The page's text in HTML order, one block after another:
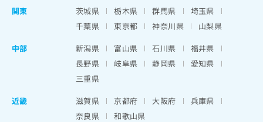
関東
茨城県 栃木県 群馬県
埼玉県
千葉県
東京都 神奈川県
山梨県
中部
新潟県 富山県 石川県
福井県
長野県
岐阜県 静岡県
愛知県
三重県
近畿
滋賀県 京都府 大阪府
兵庫県
奈良県
和歌山県